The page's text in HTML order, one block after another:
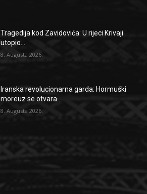
Tragedija kod Zavidovića: U rijeci Krivaji
utopio...
8. Augusta 2026.
Iranska revolucionarna garda: Hormuški
moreuz se otvara...
8. Augusta 2026.